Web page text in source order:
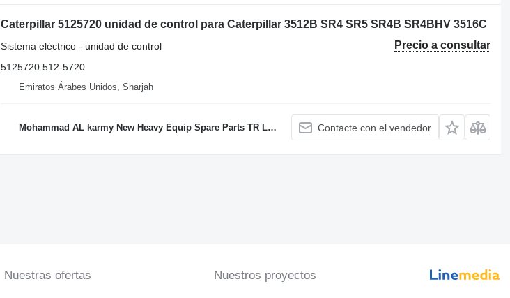
Caterpillar 5125720 unidad de control para Caterpillar 3512B SR4 SR5 SR4B SR4BHV 3516C
Precio a consultar
Sistema eléctrico - unidad de control
5125720 512-5720
Emiratos Árabes Unidos, Sharjah
Mohammad AL karmy New Heavy Equip Spare Parts TR L.L.C Sole proprietorship Contacte con el vendedor
Nuestras ofertas Nuestros proyectos